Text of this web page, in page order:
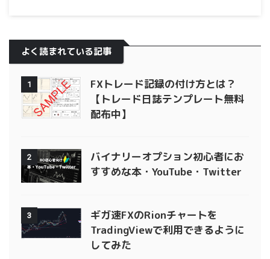
よく読まれている記事
1
FXトレード記録の付け方とは？
【トレード日誌テンプレート無料
配布中】
2
バイナリーオプション初心者にお
すすめな本・YouTube・Twitter
3
ギガ速FXのRionチャートを
TradingViewで利用できるように
してみた